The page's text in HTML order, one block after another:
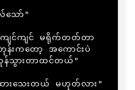
းကတော့ အကောင်းပဲ
သွားတာထင်တယ်"